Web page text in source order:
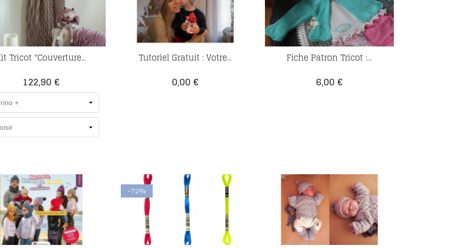
Tricot "Couverture...
Prix
122,90 €
Tutoriel Gratuit : Votre...
Prix
0,00 €
Fiche Patron Tricot :...
Prix
6,00 €
-72%